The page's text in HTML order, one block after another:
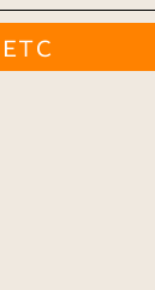
ＥＴＣ